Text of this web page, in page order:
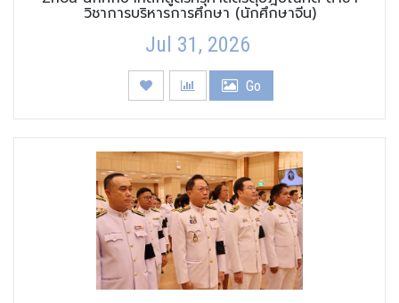
วิชาการบริหารการศึกษา (นักศึกษาจีน)
Jul 31, 2026
Go